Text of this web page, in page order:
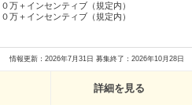
万＋インセンティブ（規定内）
万＋インセンティブ（規定内）
情報更新：2026年7月31日 募集終了：2026年10月28日
詳細を見る